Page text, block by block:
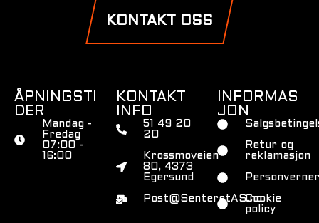
KONTAKT OSS
ÅPNINGSTI
DER
Mandag -
Fredag
07:00 -
16:00
KONTAKT
INFO
51 49 20
20
Krossmoveien
80, 4373
Egersund
Post@SenteretAS.no
INFORMAS
JON
Retur og
reklamasjon
Cookie
policy